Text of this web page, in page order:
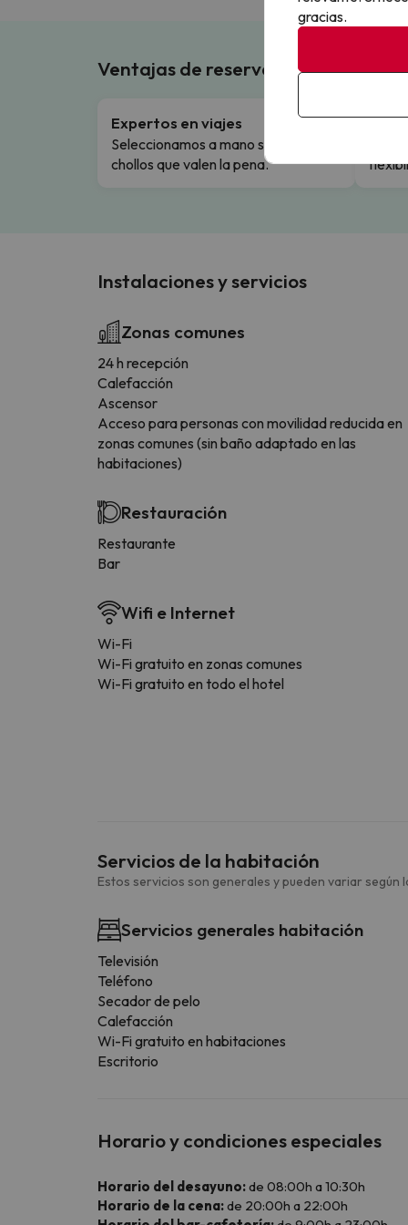
Ventajas de reservar en
Expertos en viajes
Seleccionamos a mano solo los
chollos que valen la pena.
Instalaciones y servicios
Zonas comunes
24 h recepción
Calefacción
Ascensor
Acceso para personas con movilidad reducida en
zonas comunes (sin baño adaptado en las
habitaciones)
Restauración
Restaurante
Bar
Wifi e Internet
Wi-Fi
Wi-Fi gratuito en zonas comunes
Wi-Fi gratuito en todo el hotel
Servicios de la habitación
Estos servicios son generales y pueden variar según
Servicios generales habitación
Televisión
Teléfono
Secador de pelo
Calefacción
Wi-Fi gratuito en habitaciones
Escritorio
Horario y condiciones especiales
Horario del desayuno:de 08:00h a 10:30h
Horario de la cena:de 20:00h a 22:00h
gracias.